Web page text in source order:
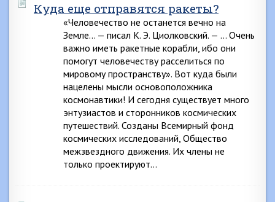
Куда еще отправятся ракеты?
«Человечество не останется вечно на
Земле… — писал К. Э. Циолковский. — … Очень
важно иметь ракетные корабли, ибо они
помогут человечеству расселиться по
мировому пространству». Вот куда были
нацелены мысли основоположника
космонавтики! И сегодня существует много
энтузиастов и сторонников космических
путешествий. Созданы Всемирный фонд
космических исследований, Общество
межзвездного движения. Их члены не
только проектируют…